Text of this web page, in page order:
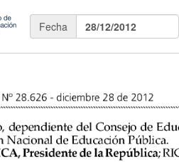
Fecha 28/12/2012